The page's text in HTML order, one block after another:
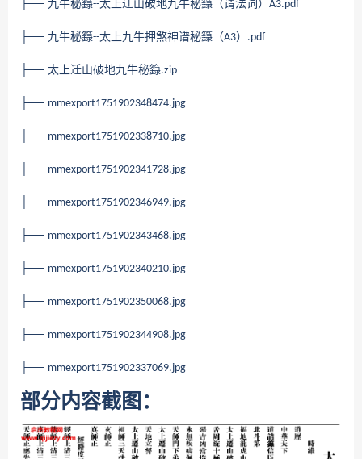
├── 九牛秘籙--太上迁山破地九牛秘籙（请法词） A3.pdf
├── 九牛秘籙--太上九牛押煞神谱秘籙（A3） .pdf
├── 太上迁山破地九牛秘籙.zip
├── mmexport1751902348474.jpg
├── mmexport1751902338710.jpg
├── mmexport1751902341728.jpg
├── mmexport1751902346949.jpg
├── mmexport1751902343468.jpg
├── mmexport1751902340210.jpg
├── mmexport1751902350068.jpg
├── mmexport1751902344908.jpg
├── mmexport1751902337069.jpg
部分内容截图：